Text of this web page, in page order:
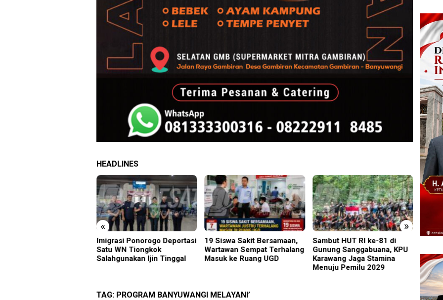
HEADLINES
« »
19 Siswa Sakit Bersamaan,
Wartawan Sempat Terhalang
Masuk ke Ruang UGD
Sambut HUT RI ke-81 di
Gunung Sanggabuana, KPU
Karawang Jaga Stamina
Perkenalkan Diri Lewat
Safari Jumat, Kapolres
Lumajang Ajak Warga Jaga
Kamtibmas
Ajang
TAG: PROGRAM BANYUWANGI MELAYANI’